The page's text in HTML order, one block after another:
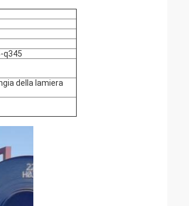
q345
della lamiera